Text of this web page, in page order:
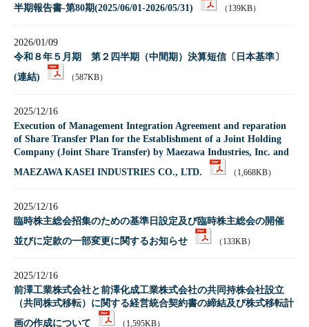
半期報告書-第80期(2025/06/01-2026/05/31) （139KB）
2026/01/09
令和８年５月期 第２四半期（中間期）決算短信〔日本基準〕
(連結)
（587KB）
2025/12/16
Execution of Management Integration Agreement and reparation
of Share Transfer Plan for the Establishment of a Joint Holding
Company (Joint Share Transfer) by Maezawa Industries, Inc. and
MAEZAWA KASEI INDUSTRIES CO., LTD.
（1,668KB）
2025/12/16
臨時株主総会招集のための基準日設定及び臨時株主総会の開催
並びに定款の一部変更に関するお知らせ
（133KB）
2025/12/16
前澤工業株式会社と前澤化成工業株式会社の共同持株会社設立
（共同株式移転）に関する経営統合契約書の締結及び株式移転計
画の作成について
（1,595KB）